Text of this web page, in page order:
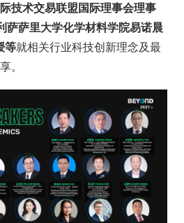
技术交易联盟国际理事会理事
萨萨里大学化学材料学院易诺晨
等就相关行业科技创新理念及最
。